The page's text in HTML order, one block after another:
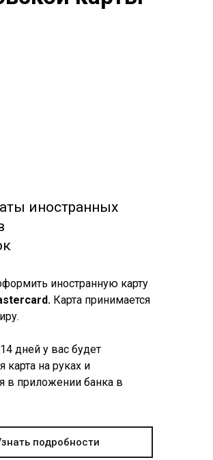
подробности
иностранных
иностранную карту
Карта принимается
дней у вас будет
карта на руках и
в приложении банка в